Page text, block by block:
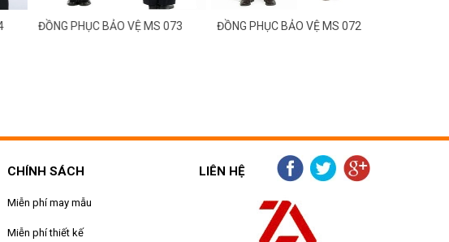
ĐỒNG PHỤC BẢO VỆ MS 073 ĐỒNG PHỤC BẢO VỆ MS 072
CHÍNH SÁCH
Miễn phí may mẫu
Miễn phí thiết kế
LIÊN HỆ